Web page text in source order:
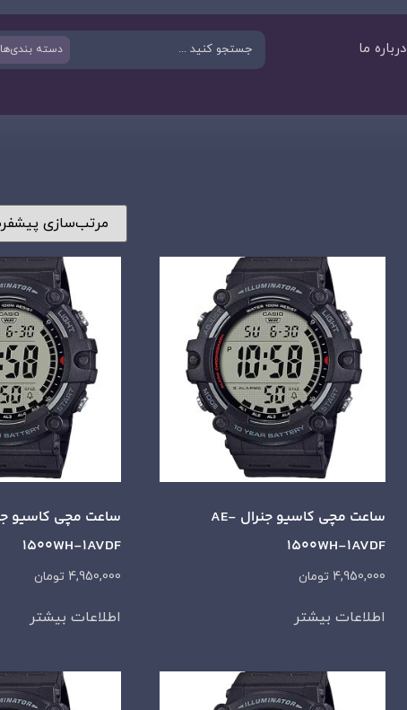
درباره ما دسته بندی‌ها
ساعت مچی کاسیو جنرال AE-
1500WH-1AVDF
4,950,000 تومان
اطلاعات بیشتر
1500WH-1AVDF
4,950,000 تومان
اطلاعات بیشتر